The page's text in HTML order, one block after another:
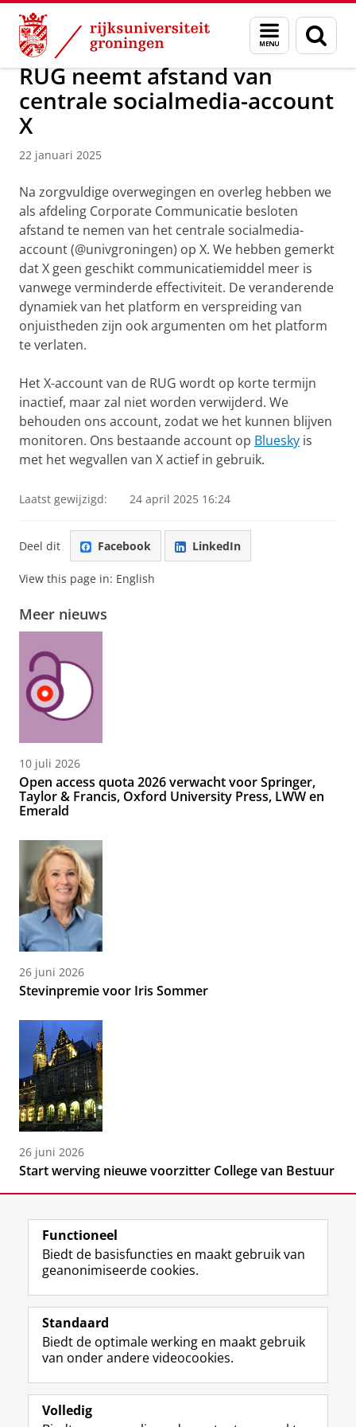
Skip
Content
Skip
Navigation
Menu
en
zoeken
Over ons Actueel Nieuws
RUG neemt afstand van
centrale socialmedia-account
X
22 januari 2025
Na zorgvuldige overwegingen en overleg hebben we
als afdeling Corporate Communicatie besloten
afstand te nemen van het centrale socialmedia-
account (@univgroningen) op X. We hebben gemerkt
dat X geen geschikt communicatiemiddel meer is
vanwege verminderde effectiviteit. De veranderende
dynamiek van het platform en verspreiding van
onjuistheden zijn ook argumenten om het platform
te verlaten.
Het X-account van de RUG wordt op korte termijn
inactief, maar zal niet worden verwijderd. We
behouden ons account, zodat we het kunnen blijven
monitoren. Ons bestaande account op Bluesky is
met het wegvallen van X actief in gebruik.
Laatst gewijzigd: 24 april 2025 16:24
Deel dit Facebook LinkedIn
View this page in: English
Meer nieuws
10 juli 2026
Open access quota 2026 verwacht voor Springer,
Taylor & Francis, Oxford University Press, LWW en
Emerald
26 juni 2026
Stevinpremie voor Iris Sommer
26 juni 2026
Start werving nieuwe voorzitter College van Bestuur
Volg de RUG
F
a
e
b
o
L
i
k
e
I
R
S
-
f
e
I
n
t
r
Y
o
T
e
Studiekiezers
Alumni
Functioneel
Biedt de basisfuncties en maakt gebruik van
geanonimiseerde cookies.
Standaard
Biedt de optimale werking en maakt gebruik
van onder andere videocookies.
Volledig